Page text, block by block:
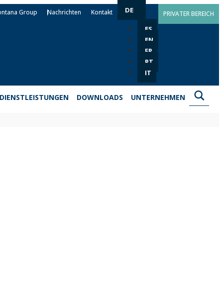
Group Nachrichten Kontakt DE
ES
EN
FR
PT
IT
PRIVATER BEREICH
DIENSTLEISTUNGEN DOWNLOADS UNTERNEHMEN